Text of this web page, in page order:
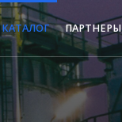
КАТАЛОГ ПАРТНЕРЫ